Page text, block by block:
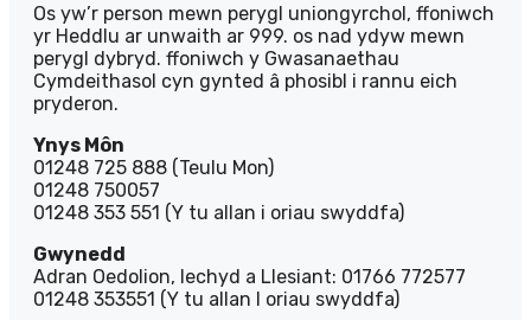
Os yw’r person mewn perygl uniongyrchol, ffoniwch
yr Heddlu ar unwaith ar 999. os nad ydyw mewn
perygl dybryd. ffoniwch y Gwasanaethau
Cymdeithasol cyn gynted â phosibl i rannu eich
pryderon.
Ynys Môn
01248 725 888 (Teulu Mon)
01248 750057
01248 353 551 (Y tu allan i oriau swyddfa)
Gwynedd
Adran Oedolion, Iechyd a Llesiant: 01766 772577
01248 353551 (Y tu allan I oriau swyddfa)